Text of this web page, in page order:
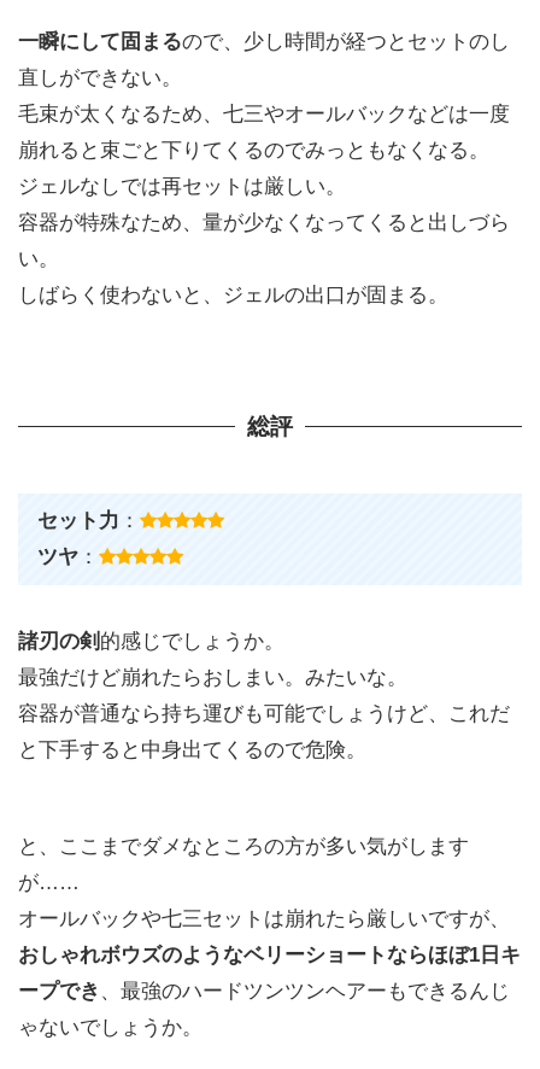
一瞬にして固まるので、少し時間が経つとセットのし
直しができない。
毛束が太くなるため、七三やオールバックなどは一度
崩れると束ごと下りてくるのでみっともなくなる。
ジェルなしでは再セットは厳しい。
容器が特殊なため、量が少なくなってくると出しづら
い。
しばらく使わないと、ジェルの出口が固まる。
総評
セット力 ：
ツヤ ：
諸刃の剣 的感じでしょうか。
最強だけど崩れたらおしまい。みたいな。
容器が普通なら持ち運びも可能でしょうけど、これだ
と下手すると中身出てくるので危険。
と、ここまでダメなところの方が多い気がします
が……
オールバックや七三セットは崩れたら厳しいですが、
おしゃれボウズのようなベリーショートならほぼ1日キ
ープでき 、最強のハードツンツンヘアーもできるんじ
ゃないでしょうか。